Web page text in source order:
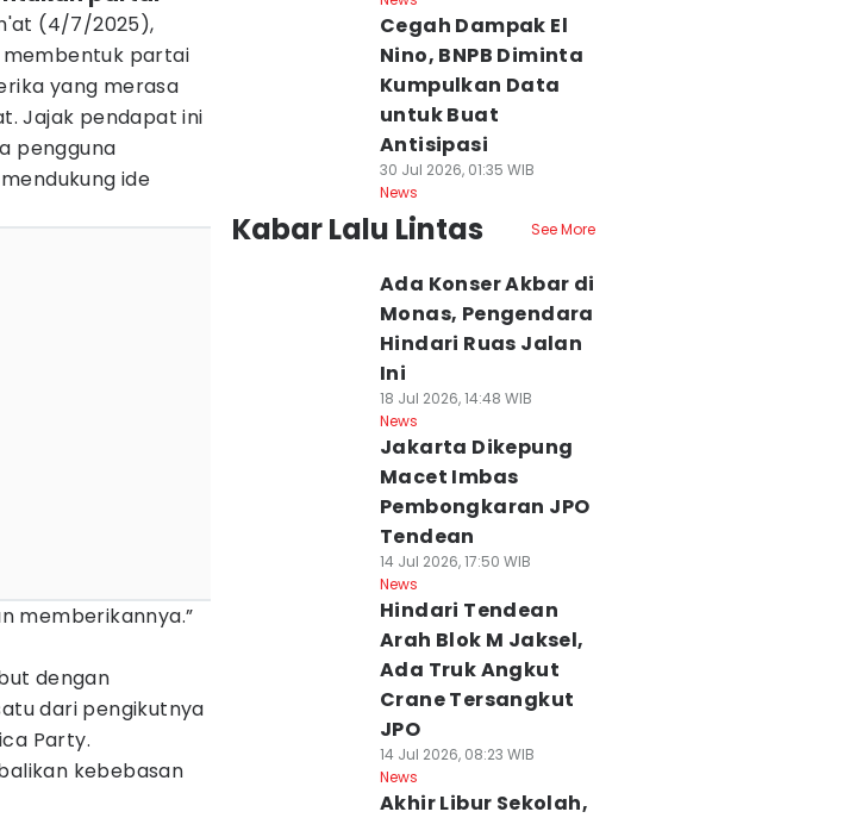
(4/7/2025),
partai
yang merasa
Jajak pendapat ini
pengguna
ide
memberikannya.”
dengan
dari pengikutnya
Party.
kebebasan
Cegah Dampak El
Nino, BNPB Diminta
Kumpulkan Data
untuk Buat
Antisipasi
30 Jul 2026, 01:35 WIB
News
Kabar Lalu Lintas See More
Ada Konser Akbar di
Monas, Pengendara
Hindari Ruas Jalan
Ini
18 Jul 2026, 14:48 WIB
News
Jakarta Dikepung
Macet Imbas
Pembongkaran JPO
Tendean
14 Jul 2026, 17:50 WIB
News
Hindari Tendean
Arah Blok M Jaksel,
Ada Truk Angkut
Crane Tersangkut
JPO
14 Jul 2026, 08:23 WIB
News
Akhir Libur Sekolah,